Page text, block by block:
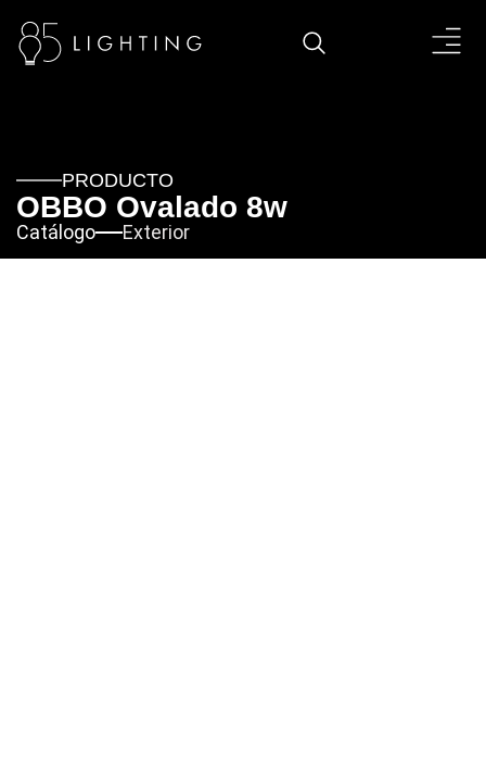
PRODUCTO
OBBO Ovalado 8w
Catálogo Exterior